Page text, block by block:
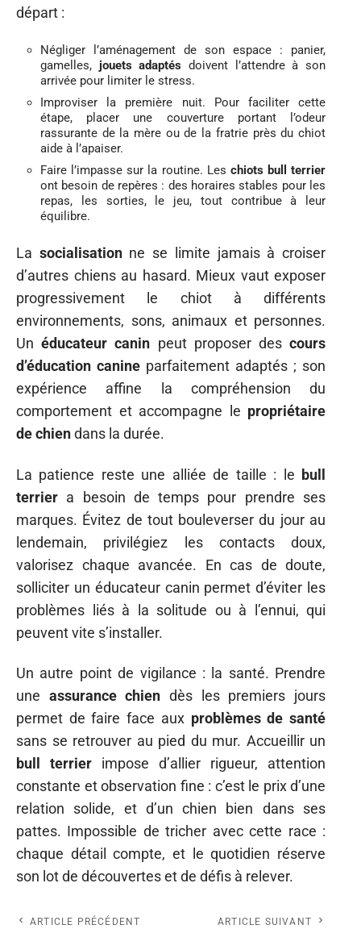
départ :
Négliger l’aménagement de son espace : panier,
gamelles, jouets adaptés doivent l’attendre à son
arrivée pour limiter le stress.
Improviser la première nuit. Pour faciliter cette
étape, placer une couverture portant l’odeur
rassurante de la mère ou de la fratrie près du chiot
aide à l’apaiser.
Faire l’impasse sur la routine. Les chiots bull terrier
ont besoin de repères : des horaires stables pour les
repas, les sorties, le jeu, tout contribue à leur
équilibre.
La socialisationne se limite jamais à croiser
d’autres chiens au hasard. Mieux vaut exposer
progressivement le chiot à différents
environnements, sons, animaux et personnes.
Unéducateur canin peut proposer descours
d’éducation canine parfaitement adaptés ; son
expérience affine la compréhension du
comportement et accompagne le propriétaire
de chiendans la durée.
La patience reste une alliée de taille : le bull
terrier a besoin de temps pour prendre ses
marques. Évitez de tout bouleverser du jour au
lendemain, privilégiez les contacts doux,
valorisez chaque avancée. En cas de doute,
solliciter un éducateur canin permet d’éviter les
problèmes liés à la solitude ou à l’ennui, qui
peuvent vite s’installer.
Un autre point de vigilance : la santé. Prendre
une assurance chien dès les premiers jours
permet de faire face aux problèmes de santé
sans se retrouver au pied du mur. Accueillir un
bull terrier impose d’allier rigueur, attention
constante et observation fine : c’est le prix d’une
relation solide, et d’un chien bien dans ses
pattes. Impossible de tricher avec cette race :
chaque détail compte, et le quotidien réserve
son lot de découvertes et de défis à relever.
ARTICLE PRÉCÉDENT ARTICLE SUIVANT